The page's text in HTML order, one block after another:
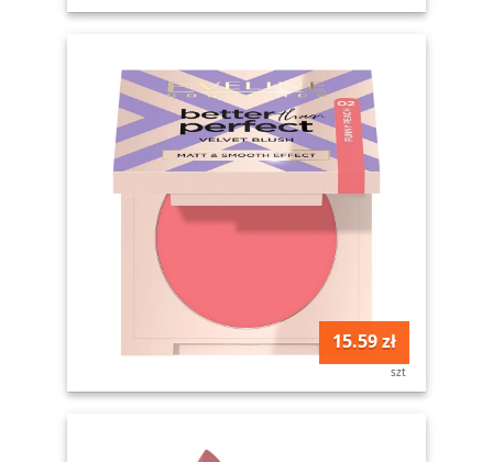
15.59 zł
szt